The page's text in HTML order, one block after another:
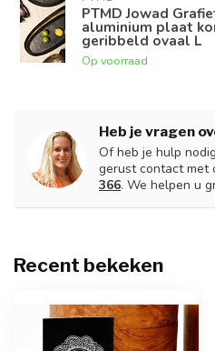
PTMD Jowad
aluminium plaat
geribbeld ovaal L
Op voorraad
Heb je vragen
Of heb je hulp
gerust contact met
366. We helpen u
Recent bekeken